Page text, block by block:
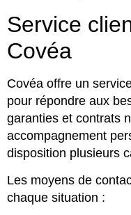
Service
Covéa
Covéa offre un
pour répondre aux
garanties et contrats
accompagnement
disposition plusieurs
Les moyens de
chaque situation :